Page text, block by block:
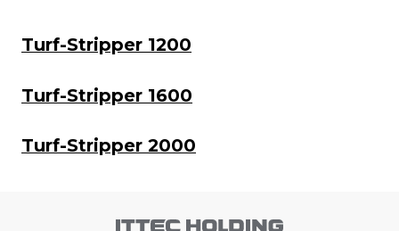
Turf-Stripper 1200
Turf-Stripper 1600
Turf-Stripper 2000